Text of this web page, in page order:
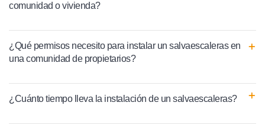
comunidad o vivienda?
¿Qué permisos necesito para instalar un salvaescaleras en
una comunidad de propietarios?
¿Cuánto tiempo lleva la instalación de un salvaescaleras?